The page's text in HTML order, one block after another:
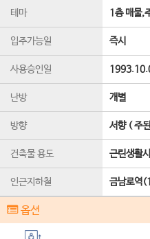
테마 1층 매물,
입주가능일 즉시
사용승인일
난방 개별
방향 서향 ( 주
건축물 용도 근린생활
인근지하철 금남로역
옵션